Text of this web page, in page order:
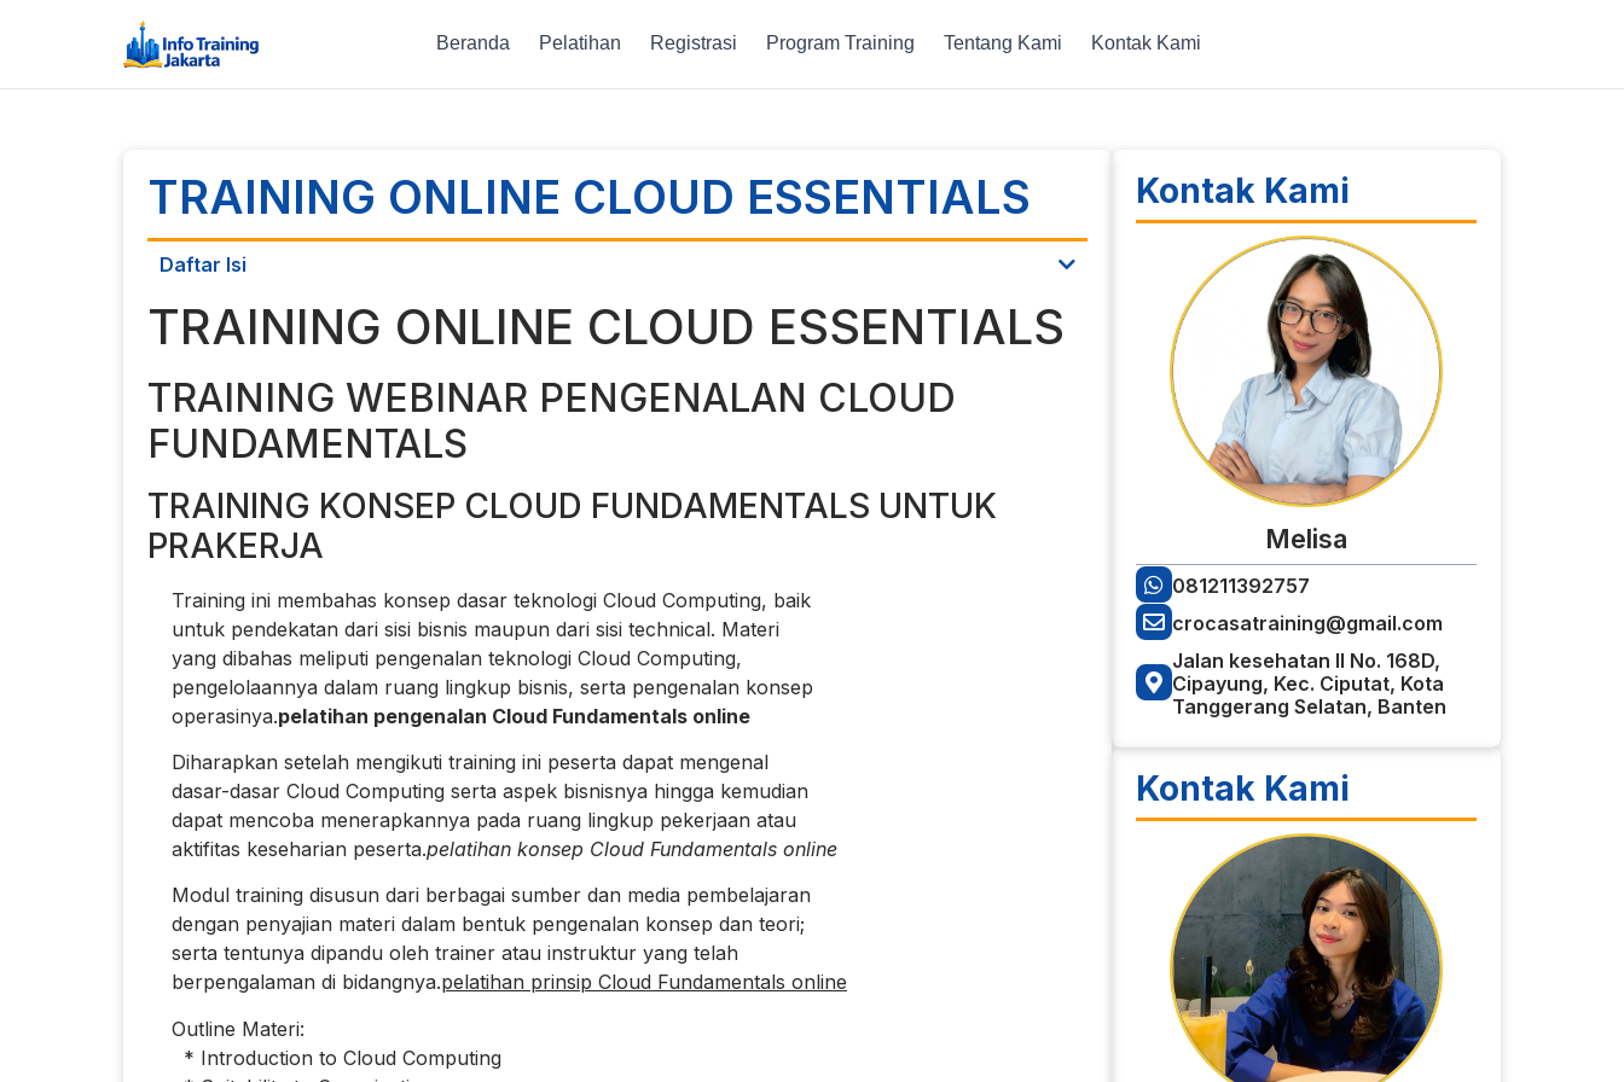
Beranda Pelatihan Registrasi Program Training Tentang Kami Kontak Kami
TRAINING ONLINE CLOUD ESSENTIALS
Daftar Isi
TRAINING ONLINE CLOUD ESSENTIALS
TRAINING WEBINAR PENGENALAN CLOUD
FUNDAMENTALS
TRAINING KONSEP CLOUD FUNDAMENTALS UNTUK
PRAKERJA
Training ini membahas konsep dasar teknologi Cloud Computing, baik
untuk pendekatan dari sisi bisnis maupun dari sisi technical. Materi
yang dibahas meliputi pengenalan teknologi Cloud Computing,
pengelolaannya dalam ruang lingkup bisnis, serta pengenalan konsep
operasinya.pelatihan pengenalan Cloud Fundamentals online
Diharapkan setelah mengikuti training ini peserta dapat mengenal
dasar-dasar Cloud Computing serta aspek bisnisnya hingga kemudian
dapat mencoba menerapkannya pada ruang lingkup pekerjaan atau
aktifitas keseharian peserta.pelatihan konsep Cloud Fundamentals online
Modul training disusun dari berbagai sumber dan media pembelajaran
dengan penyajian materi dalam bentuk pengenalan konsep dan teori;
serta tentunya dipandu oleh trainer atau instruktur yang telah
berpengalaman di bidangnya.pelatihan prinsip Cloud Fundamentals online
Outline Materi:
* Introduction to Cloud Computing
Kontak Kami
Melisa
081211392757
crocasatraining@gmail.com
Jalan kesehatan II No. 168D,
Cipayung, Kec. Ciputat, Kota
Tanggerang Selatan, Banten
Kontak Kami